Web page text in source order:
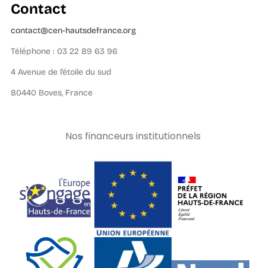
Contact
contact@cen-hautsdefrance.org
Téléphone : 03 22 89 63 96
4 Avenue de l’étoile du sud
80440 Boves, France
Nos financeurs institutionnels